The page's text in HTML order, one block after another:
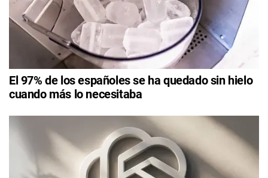
El 97% de los españoles se ha quedado sin hielo
cuando más lo necesitaba